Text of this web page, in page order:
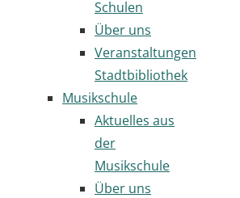
Schulen
Über uns
Veranstaltungen
Stadtbibliothek
Musikschule
Aktuelles aus
der
Musikschule
Über uns